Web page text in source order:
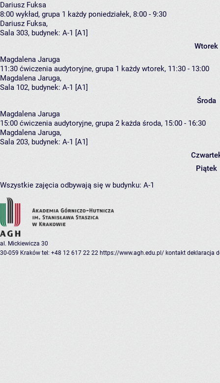
Dariusz Fuksa
8:00 wykład, grupa 1 każdy poniedziałek, 8:00 - 9:30
Dariusz Fuksa,
Sala 303, budynek: A-1 [A1]
Wtorek
Magdalena Jaruga
11:30 ćwiczenia audytoryjne, grupa 1 każdy wtorek, 11:30 - 13:00
Magdalena Jaruga,
Sala 102, budynek: A-1 [A1]
Środa
Magdalena Jaruga
15:00 ćwiczenia audytoryjne, grupa 2 każda środa, 15:00 - 16:30
Magdalena Jaruga,
Sala 203, budynek: A-1 [A1]
Piątek
Wszystkie zajęcia odbywają się w budynku: A-1
al. Mickiewicza 30
30-059 Kraków tel: +48 12 617 22 22 https://www.agh.edu.pl/ kontakt deklaracja